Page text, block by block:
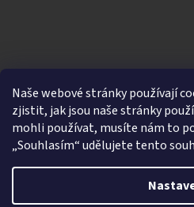
Naše webové stránky používají
zjistit, jak jsou naše stránky
mohli používat, musíte nám to
„Souhlasím“ udělujete tento
Vytvořil